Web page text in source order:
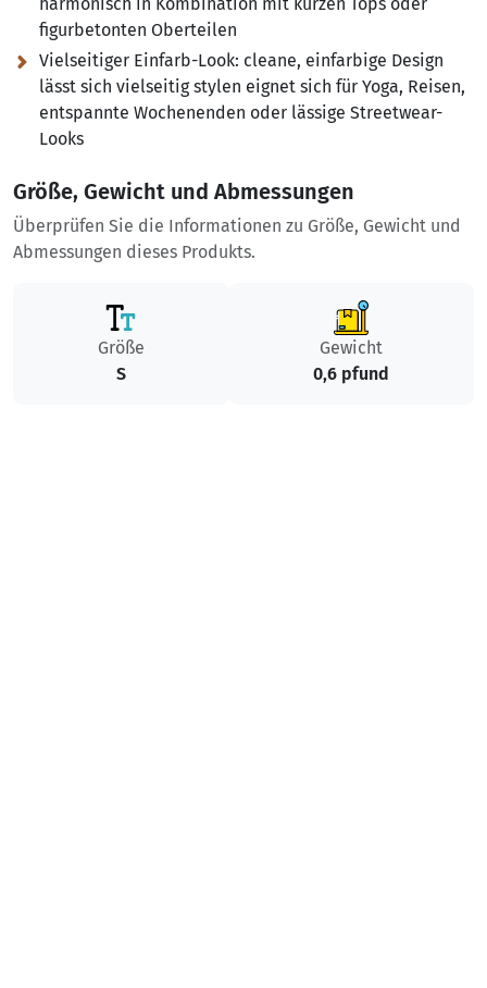
figurbetonten Oberteilen
Vielseitiger Einfarb-Look: cleane, einfarbige Design
lässt sich vielseitig stylen eignet sich für Yoga, Reisen,
entspannte Wochenenden oder lässige Streetwear-
Looks
Größe, Gewicht und Abmessungen
Überprüfen Sie die Informationen zu Größe, Gewicht und
Abmessungen dieses Produkts.
Größe
S
Gewicht
0,6 pfund